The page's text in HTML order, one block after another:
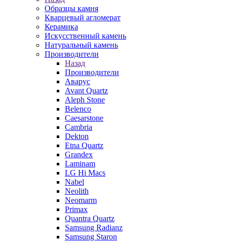
Образцы камня
Кварцевый агломерат
Керамика
Искусственный камень
Натуральный камень
Производители
Назад
Производители
Аварус
Avant Quartz
Aleph Stone
Belenco
Caesarstone
Cambria
Dekton
Etna Quartz
Grandex
Laminam
LG Hi Macs
Nabel
Neolith
Neomarm
Primax
Quantra Quartz
Samsung Radianz
Samsung Staron